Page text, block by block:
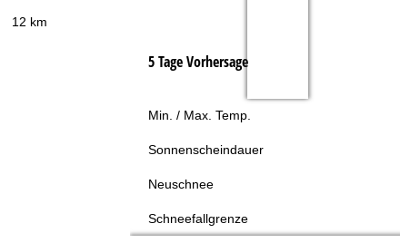
12 km
5 Tage Vorhersage
Min. / Max. Temp.
Sonnenscheindauer
Neuschnee
Schneefallgrenze